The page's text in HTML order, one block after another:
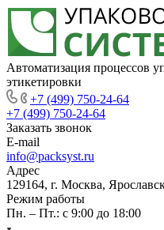
Автоматизация процессов
этикетировки
+7 (499) 750-24-64
+7 (499) 750-24-64
Заказать звонок
E-mail
info@packsyst.ru
Адрес
129164, г. Москва,
Режим работы
Пн. – Пт.: с 9:00 до 18:00